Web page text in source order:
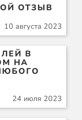
ОТЗЫВ
10 августа 2023
В
НА
24 июля 2023